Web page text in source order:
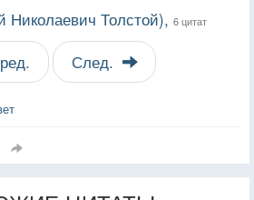
Николаевич Толстой), 6 цитат
След.